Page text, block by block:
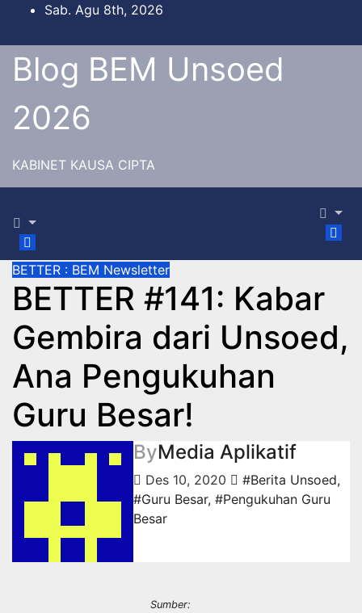
content
Sab. Agu 8th, 2026
Blog BEM Unsoed
2026
KABINET KAUSA CIPTA
BETTER : BEM Newsletter
BETTER #141: Kabar
Gembira dari Unsoed,
Ana Pengukuhan
Guru Besar!
ByMedia Aplikatif
Des 10, 2020 #Berita Unsoed,
#Guru Besar, #Pengukuhan Guru
Besar
Sumber: